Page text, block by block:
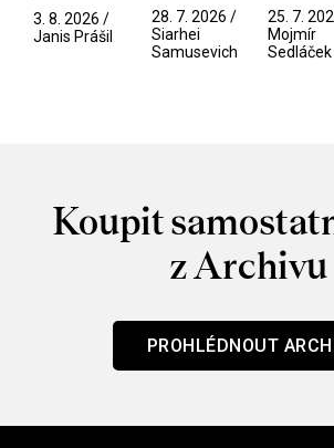
přítelkyně
3. 8. 2026 /
Janis Prášil
Pramen
28. 7. 2026 /
Siarhei
Samusevich
/
25. 7.
Mojmír
Sedláček
Koupit
z Archivu
PROHLÉDNOUT